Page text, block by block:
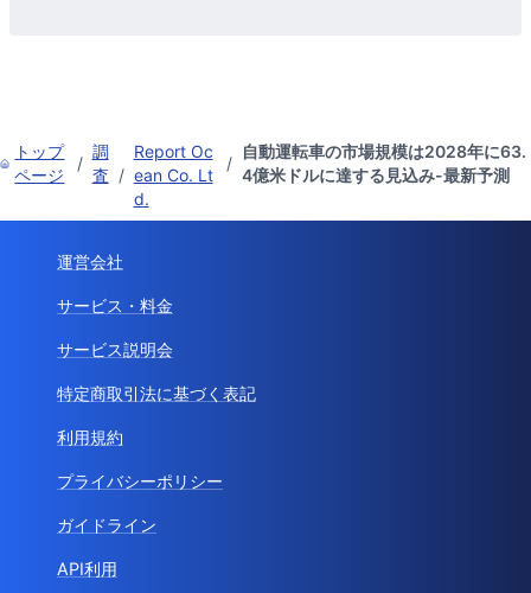
トップ
ページ
/
調
査 /
Report Oc
ean Co. Lt
d.
/
自動運転車の市場規模は2028年に63.
4億米ドルに達する見込み-最新予測
運営会社
サービス・料金
サービス説明会
特定商取引法に基づく表記
利用規約
プライバシーポリシー
ガイドライン
API利用